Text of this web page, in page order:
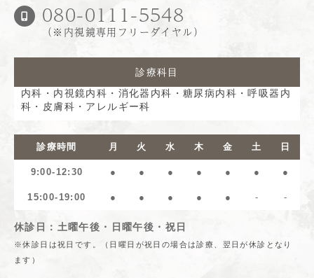
080-0111-5548
（※内視鏡専用フリーダイヤル）
診療科目
内科・内視鏡内科・消化器内科・糖尿病内科・呼吸器内
科・皮膚科・アレルギー科
診療時間 月 火 水 木 金 土 日
9:00-12:30 ● ● ● ● ● ● ●
15:00-19:00 ● ● ● ● ● - -
休診日：土曜午後・日曜午後・祝日
※休診日は祝日です。（日曜日が祝日の場合は診療、翌日が休診となり
ます）